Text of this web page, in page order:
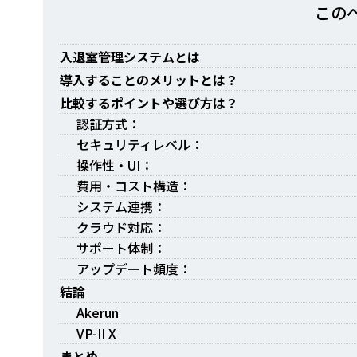
この
入退室管理システムとは
導入することのメリットとは？
比較するポイントや選び方は？
認証方式：
セキュリティレベル：
操作性・UI：
費用・コスト構造：
システム連携：
クラウド対応：
サポート体制：
アップデート頻度：
結論
Akerun
VP-II X